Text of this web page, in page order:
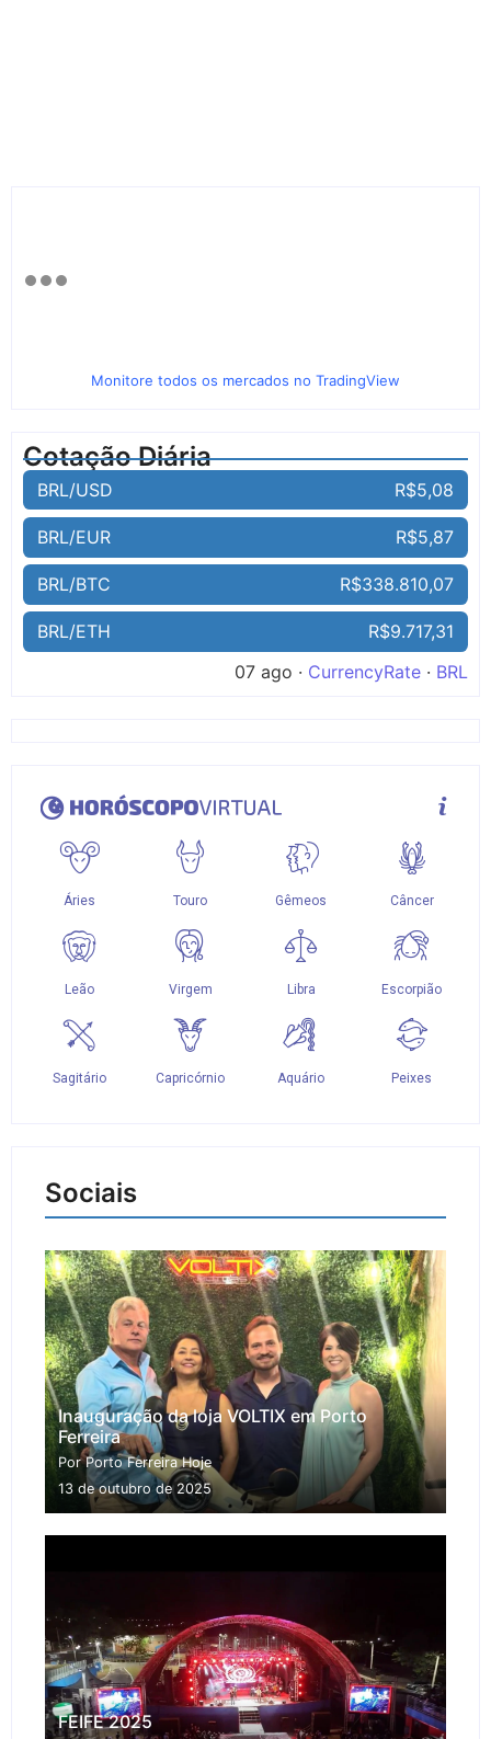
Monitore todos os mercados no TradingView
Cotação Diária
BRL/USD R$5,08
BRL/EUR R$5,87
BRL/BTC R$338.810,07
BRL/ETH
R$9.717,31
07 ago · CurrencyRate · BRL
Sociais
Inauguração da loja VOLTIX em Porto
Ferreira
Por Porto Ferreira Hoje
13 de outubro de 2025
FEIFE 2025